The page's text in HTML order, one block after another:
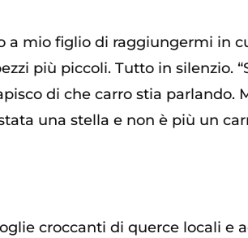
mio figlio di raggiungermi in
più piccoli. Tutto in silenzio.
di che carro stia parlando.
una stella e non è più un
croccanti di querce locali e